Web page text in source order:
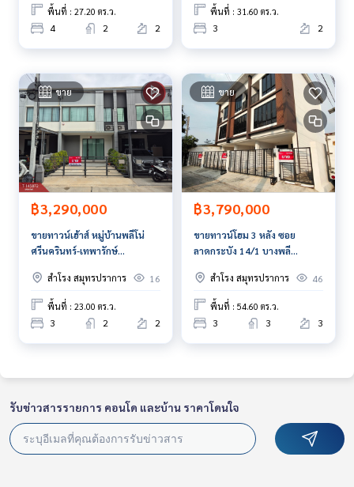
พื้นที่ : 27.20 ตร.ว.
4 2 2
พื้นที่ : 31.60 ตร.ว.
3 2
ขาย
฿3,290,000
ขายทาวน์เฮ้าส์ หมู่บ้านพลีโน่
ศรีนครินทร์-เทพารักษ์
สำโรง สมุทรปราการ
16
พื้นที่ : 23.00 ตร.ว.
3 2 2
ขาย
฿3,790,000
ขายทาวน์โฮม 3 หลัง ซอย
ลาดกระบัง 14/1 บางพลี
สำโรง สมุทรปราการ
46
พื้นที่ : 54.60 ตร.ว.
3 3 3
รับข่าวสารรายการ คอนโด และบ้าน ราคาโดนใจ